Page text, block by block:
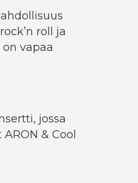
roll ja
vapaa
jossa
& Cool